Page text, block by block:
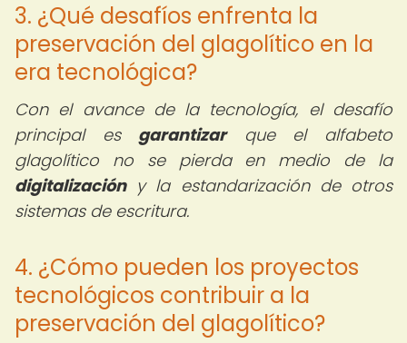
3. ¿Qué desafíos enfrenta la
preservación del glagolítico en la
era tecnológica?
Con el avance de la tecnología, el desafío
principal es garantizarque el alfabeto
glagolítico no se pierda en medio de la
digitalizacióny la estandarización de otros
sistemas de escritura.
4. ¿Cómo pueden los proyectos
tecnológicos contribuir a la
preservación del glagolítico?